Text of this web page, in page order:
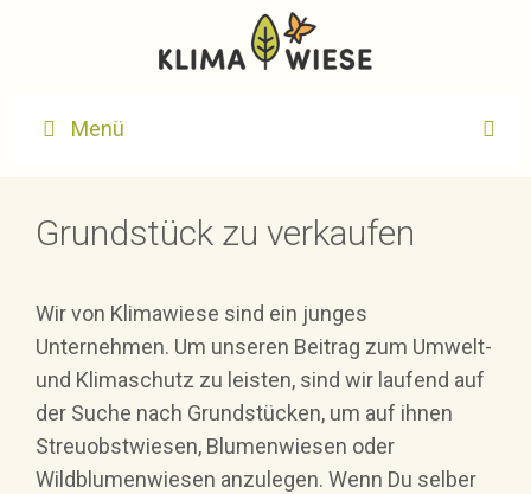
Menü
Grundstück zu verkaufen
Wir von Klimawiese sind ein junges
Unternehmen. Um unseren Beitrag zum Umwelt-
und Klimaschutz zu leisten, sind wir laufend auf
der Suche nach Grundstücken, um auf ihnen
Streuobstwiesen, Blumenwiesen oder
Wildblumenwiesen anzulegen. Wenn Du selber